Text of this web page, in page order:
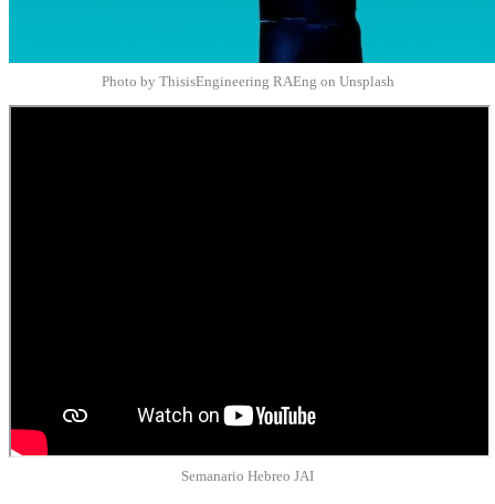
Photo by ThisisEngineering RAEng on Unsplash
Semanario Hebreo JAI